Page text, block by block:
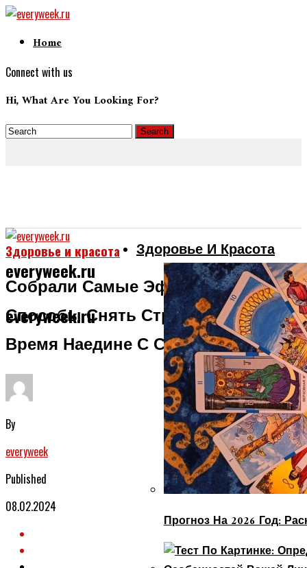
Home
Connect with us
Hi, What Are You Looking For?
everyweek.ru
everyweek.ru
Здоровье И Красота
Прогноз На 2026 Год:
Здоровье и красота
Собрали Самые Эффективные
Способы Снять Стресс И Провести
Время Наедине С Собой.
By
everyweek
Published
08.02.2024